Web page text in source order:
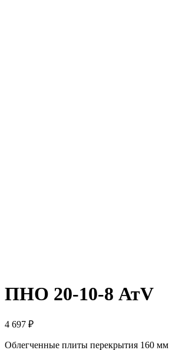
ПНО 20-10-8 АтV
4 697 ₽
Облегченные плиты перекрытия 160 мм